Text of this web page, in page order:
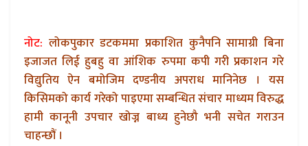
नोट: लोकपुकार डटकममा प्रकाशित कुनैपनि सामाग्री बिना
इजाजत लिई हुबहु वा आंशिक रुपमा कपी गरी प्रकाशन गरे
विद्युतिय ऐन बमोजिम दण्डनीय अपराध मानिनेछ । यस
किसिमको कार्य गरेको पाइएमा सम्बन्धित संचार माध्यम विरुद्ध
हामी कानूनी उपचार खोज्न बाध्य हुनेछौ भनी सचेत गराउन
चाहन्छौं ।